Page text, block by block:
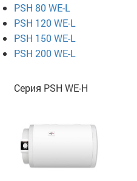
PSH 80 WE-L
PSH 120 WE-L
PSH 150 WE-L
PSH 200 WE-L
Серия PSH WE-H